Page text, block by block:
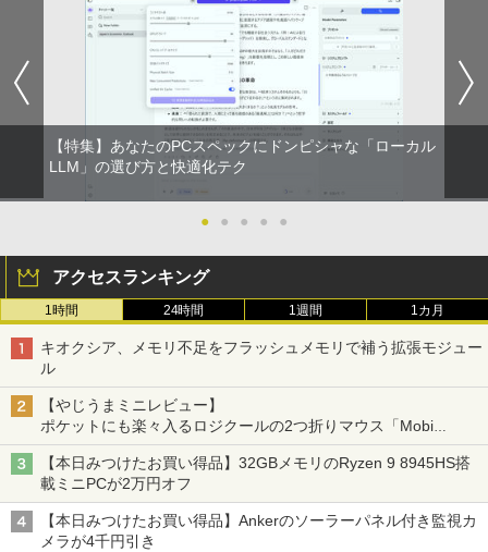
￥1,380
【Amazon.co.jp限定】 い・ろ・は・す 2L P
ET ラベルレス ×8本
￥1,001
by Amazon 天然水ラベルレス 2L×9本
￥1,117
コカ・コーラ やかんの麦茶 from 爽健美茶 ラ
￥1,653
by Amazon 炭酸水 ラベルレス 500ml ×24本
強炭酸水 ペットボトル 500ミリリットル (Sm
art Basic)
異世界居酒屋「のぶ」(22) (角川コミックス・
エース)
￥832
HUNTER×HUNTER モノクロ版 39 (ジャンプ
コミックスDIGITAL)
￥572
スーパーの裏でヤニ吸うふたり 9巻 (デジタル
版ビッグガンガンコミックス)
￥810
ONE PIECE モノクロ版 115 (ジャンプコミッ
クスDIGITAL)
￥594
新品ノートパソコン VETESA Windows1
1 Office 2024付き インテルCeleron 第1
3世代～第14世代 メモリ8GB/16GB SSD
256GB/512B 14型 14インチ FHD 1920x
1080 Webカメラ 日本語キーボード搭載
薄型 軽量 初心者 学生 ビジネス 初期設定
済み 新モデル ホワイト ピンク シルバー
￥29,980
0Uノートパソコン 中古 Dynabook G83
超軽量約779g メモリ最大16GB 新品SSD
1TB 13.3インチ HDMI搭載 WEBカメラ5
GWIFI Bluetooth内蔵 中古パソコン Mic
料 持ち運び便利
￥27,600
本日限定10倍+20％OFF+抽選で10000
P！美品 超軽量約980gノートパソコンS
ONY VAIO PRO13 第10世代Corei5 1035
G1メモリ8GB 秒速起動SSD最大1TB 14
【★最大100%ポイント】パソコン修理サ
ービス、付属品【単品注文不可】
￥5,000
中古パソコン HP ProDesk 400 G7 Small
n11Pro】 HP 当社3ヶ月間保証 イオシス
3
【★最大100%ポイント】【新生活応援・
2026】【マウス＋キーボード付属】HP 8
300 USDT/第3世代 Core i7/メモリ:8GB/
B3.0/DP/VGA/Wi-fi/2画面出力/Windows
11/Windows10/Office/中古 デスクトッ
プ デスクトップPC
￥32,800
【公式・メーカー直販・送料無料】モニ
ター 新品 フルHD HP Series 3 Pro 324p
v 23.8 インチFHD VA モニター VA 23.8
型 角度調整 VESA 100Hz 液晶HDMI VGA
PS5 Nintendo Switch 3年保証 転送不可
(型番: 9U5C1AA)
￥12,900
日本HP エイチピー Series 3 Pro 324pf
￥13,380
高画質 100Hz VA ノングレア 非光沢 スピ
ーカー内蔵 ディスプレイ パソコンモニタ
ー PCモニター フルハイビジョン 動画 液
晶モニター 壁掛 DT-JF275S-B アイリス
オーヤマ *
￥16,800
キングダム 80 （ヤングジャンプコミッ
クス） [ 原 泰久 ]
「こうして日本人だけが騙される」マス
￥2,970
3
妹は知っている（8） 【電子限定特典つ
き】 【電子書籍】[ 雁木万里 ]
4
盛土等防災マニュアルの解説 [ 盛土等防
災研究会 ]
￥20,900
【特集】あなたのPCスペックにドンピシャな「ローカル
LLM」の選び方と快適化テク
● ● ● ● ●
アクセスランキング
1時間 24時間 1週間 1カ月
キオクシア、メモリ不足をフラッシュメモリで補う拡張モジュー
ル
【やじうまミニレビュー】
ポケットにも楽々入るロジクールの2つ折りマウス「Mobi
Fold」。その気になるギミックとは？
【本日みつけたお買い得品】32GBメモリのRyzen 9 8945HS搭
載ミニPCが2万円オフ
【本日みつけたお買い得品】Ankerのソーラーパネル付き監視カ
メラが4千円引き